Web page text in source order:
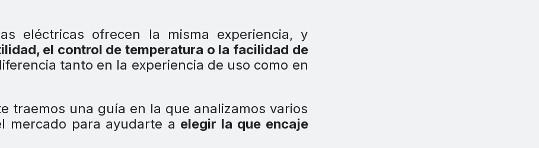
eléctricas ofrecen la misma experiencia, y
el control de temperatura o la facilidad de
tanto en la experiencia de uso como en
traemos una guía en la que analizamos varios
mercado para ayudarte a elegir la que encaje